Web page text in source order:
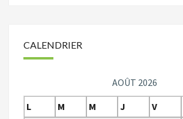
CALENDRIER
AOÛT 2026
L
M M J V